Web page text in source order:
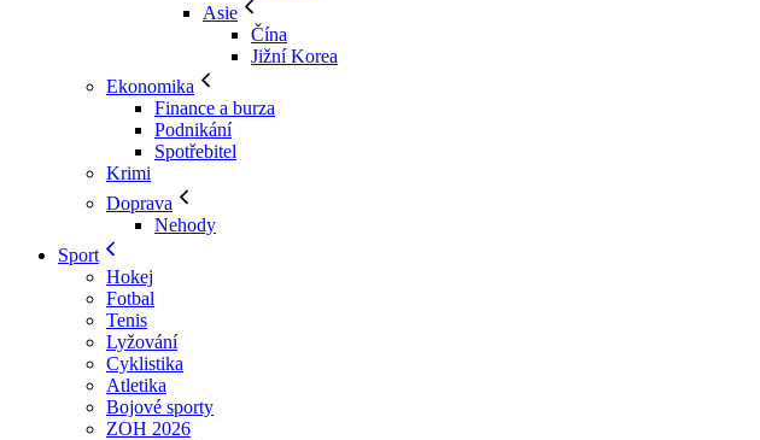
Asie
Čína
Jižní Korea
Ekonomika
Finance a burza
Podnikání
Spotřebitel
Krimi
Doprava
Nehody
Sport
Hokej
Fotbal
Tenis
Lyžování
Cyklistika
Atletika
Bojové sporty
ZOH 2026